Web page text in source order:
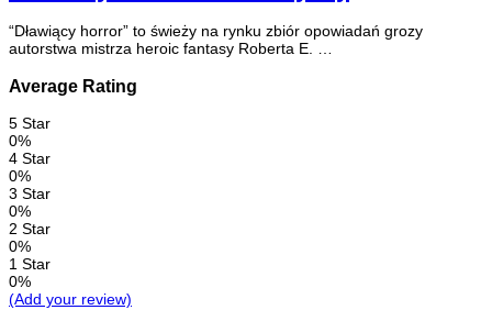
“Dławiący horror” to świeży na rynku zbiór opowiadań grozy
autorstwa mistrza heroic fantasy Roberta E. …
Average Rating
5 Star
0%
4 Star
0%
3 Star
0%
2 Star
0%
1 Star
0%
(Add your review)